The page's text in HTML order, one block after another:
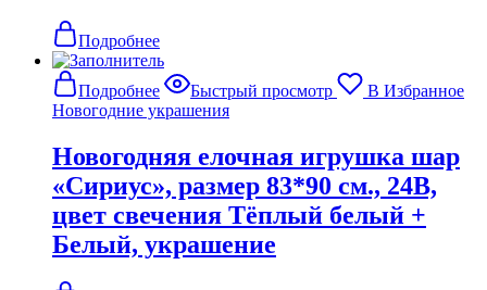
Подробнее
Подробнее Быстрый просмотр
В Избранное
Новогодние украшения
Новогодняя елочная игрушка шар
«Сириус», размер 83*90 см., 24В,
цвет свечения Тёплый белый +
Белый, украшение